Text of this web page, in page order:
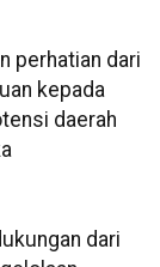
perhatian dari
kepada
daerah
dari